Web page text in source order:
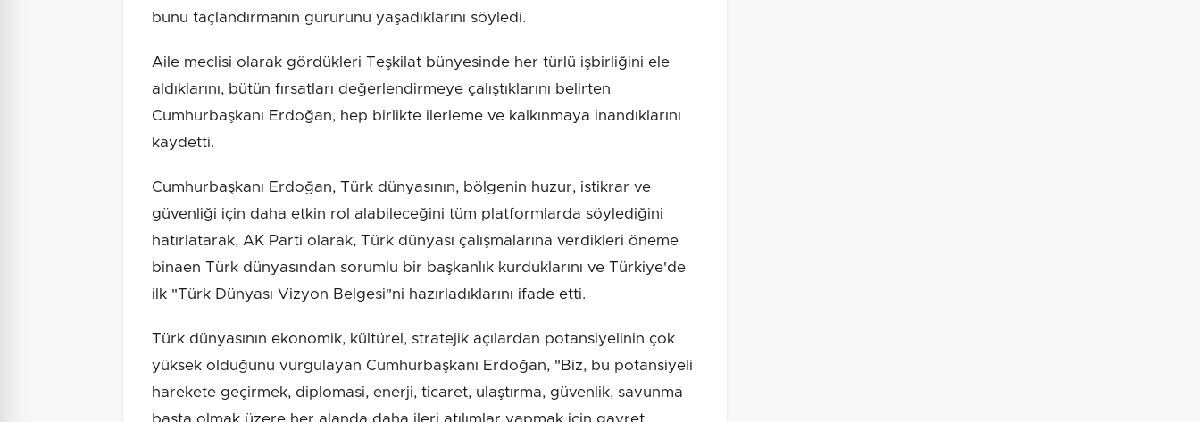
bunu taçlandırmanın gururunu yaşadıklarını söyledi.
Aile meclisi olarak gördükleri Teşkilat bünyesinde her türlü işbirliğini ele
aldıklarını, bütün fırsatları değerlendirmeye çalıştıklarını belirten
Cumhurbaşkanı Erdoğan, hep birlikte ilerleme ve kalkınmaya inandıklarını
kaydetti.
Cumhurbaşkanı Erdoğan, Türk dünyasının, bölgenin huzur, istikrar ve
güvenliği için daha etkin rol alabileceğini tüm platformlarda söylediğini
hatırlatarak, AK Parti olarak, Türk dünyası çalışmalarına verdikleri öneme
binaen Türk dünyasından sorumlu bir başkanlık kurduklarını ve Türkiye'de
ilk "Türk Dünyası Vizyon Belgesi"ni hazırladıklarını ifade etti.
Türk dünyasının ekonomik, kültürel, stratejik açılardan potansiyelinin çok
yüksek olduğunu vurgulayan Cumhurbaşkanı Erdoğan, "Biz, bu potansiyeli
harekete geçirmek, diplomasi, enerji, ticaret, ulaştırma, güvenlik, savunma